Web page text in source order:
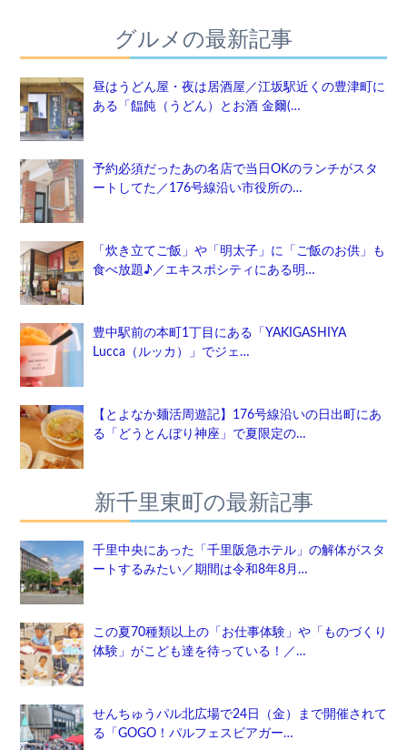
グルメの最新記事
昼はうどん屋・夜は居酒屋／江坂駅近くの豊津町に
ある「饂飩（うどん）とお酒 金爾(…
予約必須だったあの名店で当日OKのランチがスタ
ートしてた／176号線沿い市役所の…
「炊き立てご飯」や「明太子」に「ご飯のお供」も
食べ放題♪／エキスポシティにある明…
豊中駅前の本町1丁目にある「YAKIGASHIYA
Lucca（ルッカ）」でジェ…
【とよなか麺活周遊記】176号線沿いの日出町にあ
る「どうとんぼり神座」で夏限定の…
新千里東町の最新記事
千里中央にあった「千里阪急ホテル」の解体がスタ
ートするみたい／期間は令和8年8月…
この夏70種類以上の「お仕事体験」や「ものづくり
体験」がこども達を待っている！／…
せんちゅうパル北広場で24日（金）まで開催されて
る「GOGO！パルフェスビアガー…